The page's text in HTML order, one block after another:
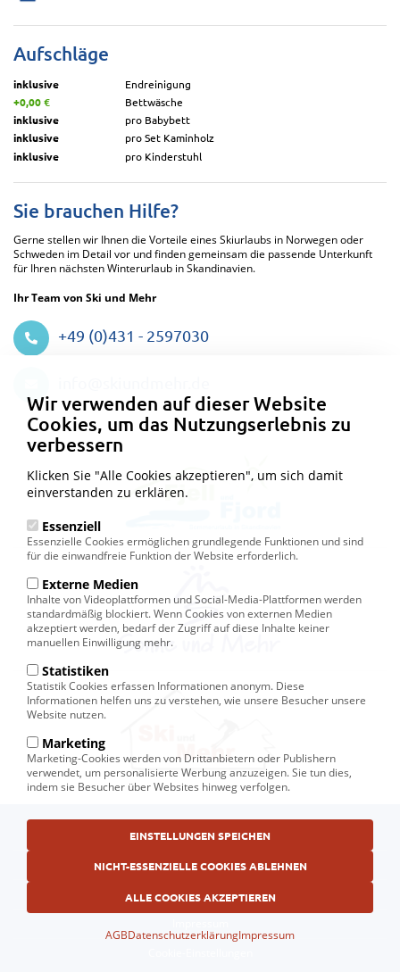
Aufschläge
inklusive
Endreinigung
+0,00 €
Bettwäsche
inklusive
pro Babybett
inklusive
pro Set Kaminholz
inklusive
pro Kinderstuhl
Sie brauchen Hilfe?
Gerne stellen wir Ihnen die Vorteile eines Skiurlaubs in Norwegen oder
Schweden im Detail vor und finden gemeinsam die passende Unterkunft
für Ihren nächsten Winterurlaub in Skandinavien.
Ihr Team von Ski und Mehr
+49 (0)431 - 2597030
Fußbereichsmenü© Ski und Mehr, Ihr Reiseveranstalter in Kiel
AGB
Datenschutzerklärung
Wir verwenden auf dieser Website
Cookies, um das Nutzungserlebnis zu
verbessern
Klicken Sie "Alle Cookies akzeptieren", um sich damit
einverstanden zu erklären.
Essenziell
Essenzielle Cookies ermöglichen grundlegende Funktionen und sind
für die einwandfreie Funktion der Website erforderlich.
Externe Medien
Inhalte von Videoplattformen und Social-Media-Plattformen werden
standardmäßig blockiert. Wenn Cookies von externen Medien
akzeptiert werden, bedarf der Zugriff auf diese Inhalte keiner
manuellen Einwilligung mehr.
Statistiken
Statistik Cookies erfassen Informationen anonym. Diese
Informationen helfen uns zu verstehen, wie unsere Besucher unsere
Website nutzen.
Marketing
Marketing-Cookies werden von Drittanbietern oder Publishern
verwendet, um personalisierte Werbung anzuzeigen. Sie tun dies,
indem sie Besucher über Websites hinweg verfolgen.
EINSTELLUNGEN SPEICHEN
NICHT-ESSENZIELLE COOKIES ABLEHNEN
ALLE COOKIES AKZEPTIEREN
AGBDatenschutzerklärungImpressum